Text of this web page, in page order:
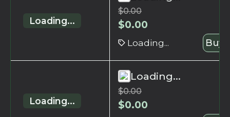
Loading...
$0.00
$0.00
Loading... Buy
Loading...
Loading...
$0.00
$0.00